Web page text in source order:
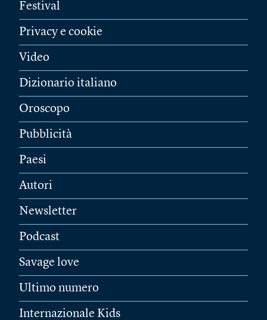
Festival
Privacy e cookie
Video
Dizionario italiano
Oroscopo
Pubblicità
Paesi
Autori
Newsletter
Podcast
Savage love
Ultimo numero
Internazionale Kids